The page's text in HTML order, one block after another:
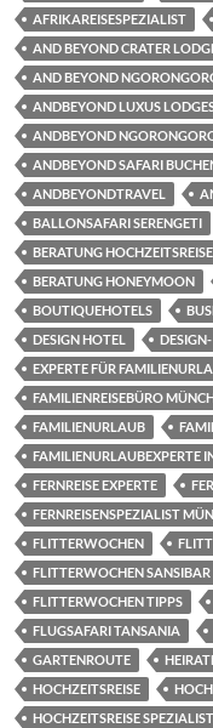
AFRIKAREISESPEZIALIST
AND BEYOND CRATER
AND BEYOND
ANDBEYOND LUXUS
ANDBEYOND
ANDBEYOND SAFARI
ANDBEYONDTRAVEL
BALLONSAFARI SERENGETI
BERATUNG
BERATUNG HONEYMOON
BOUTIQUEHOTELS
DESIGN HOTEL
EXPERTE FÜR
FAMILIENREISEBÜRO
FAMILIENURLAUB
FAMILIENURLAUBEXPERTE
FERNREISE EXPERTE
FERNREISENSPEZIALIST
FLITTERWOCHEN
FLITTERWOCHEN SANSIBAR
FLITTERWOCHEN TIPPS
FLUGSAFARI TANSANIA
GARTENROUTE
HOCHZEITSREISE
HOCHZEITSREISE